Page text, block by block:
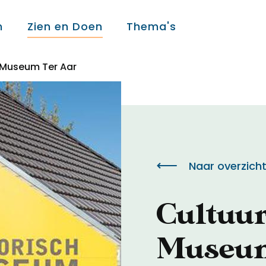
Zien en Doen Thema's
Over ons
Over ons
Colofon
Contact
Onderwijs
Ter Aar
Naar overzicht